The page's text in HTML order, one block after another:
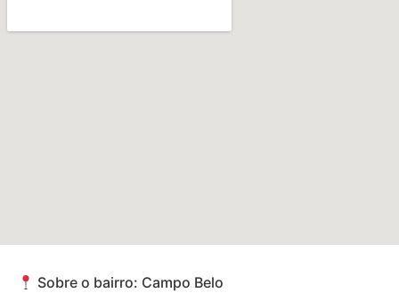
Sobre o bairro: Campo Belo